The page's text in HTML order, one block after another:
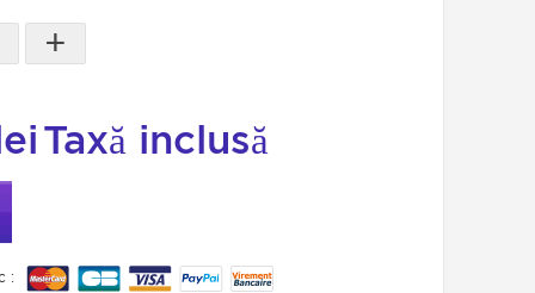
+
Taxă inclusă
: